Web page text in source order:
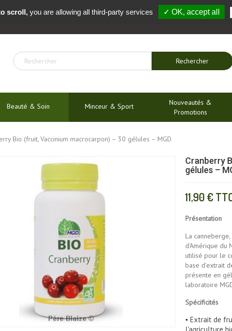
91 54 04 01
Rechercher
Beauté & Soin Minceur & Sport
Nouveautés &
Promotions
Bio (fruit, Vaccinium macrocarpon) – 30 gélules – MGD
Cranberry
gélules –
11,90 €
Présentation
La
d'Amérique du
utilisé pour le
base d'extrait
présente en
laboratoire
Spécificités
• Extrait de
l'agriculture
scroll, you are allowing all third-party services ✓ OK, accept all